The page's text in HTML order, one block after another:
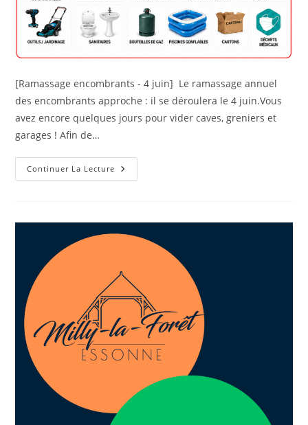
[Ramassage encombrants - 4 juin] Le ramassage annuel
des encombrants approche : il se déroulera le 4 juin.Vous
avez encore quelques jours pour vider caves, greniers et
garages ! Afin de…
Continuer La Lecture